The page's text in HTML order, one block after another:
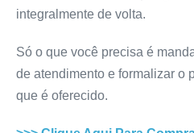
integralmente de volta.
Só o que você precisa é
de atendimento e formalizar o
que é oferecido.